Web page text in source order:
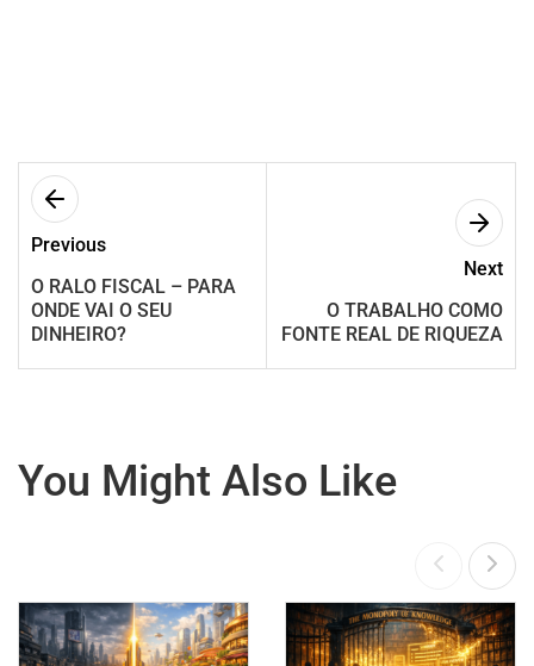
Previous
O RALO FISCAL – PARA
ONDE VAI O SEU
DINHEIRO?
Next
O TRABALHO COMO
FONTE REAL DE RIQUEZA
You Might Also Like